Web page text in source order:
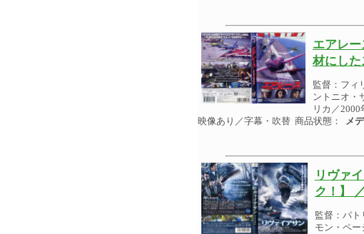
エアレ
材にした
監督：フィ
ントニオ・
リカ／
映像あり／字幕・吹替 商品状態：
メ
リヴァ
ク！】
監督：パ
モン・ペ